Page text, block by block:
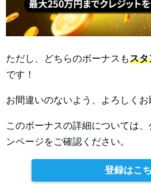
ただし、どちらのボーナスもスタ
です！
お間違いのないよう、よろしくお
このボーナスの詳細については
ンページをご確認ください。
登録はこ